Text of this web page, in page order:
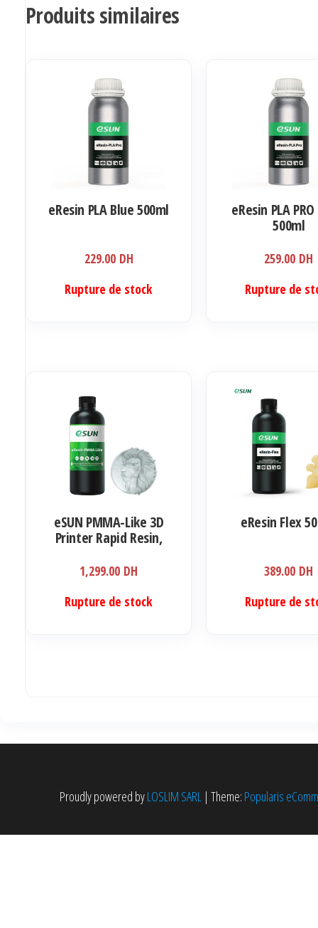
Produits similaires
eResin PLA Blue 500ml
229.00 DH
Rupture de stock
eResin PLA
500ml
259.00 DH
Rupture de
eSUN PMMA-Like 3D
Printer Rapid Resin,
405nm LCD UV-Curing
Ultra Transparency
1,299.00 DH
Rupture de stock
eResin Flex
389.00 DH
Rupture de
Proudly powered byLOSLIM SARL | Theme: Popularis